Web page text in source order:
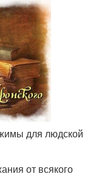
для людской
от всякого